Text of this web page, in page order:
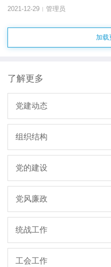
全会精神
2021-12-29 | 管理员
加载
了解更多
党建动态
组织结构
党的建设
党风廉政
统战工作
工会工作